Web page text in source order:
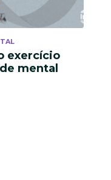
exercício
mental